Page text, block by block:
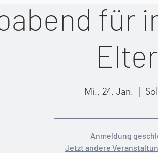
für
Mi., 24. Jan.
Anmeldung
Jetzt andere